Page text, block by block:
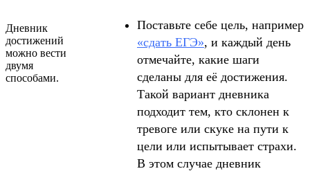
Дневник
достижений
можно вести
двумя
способами.
Поставьте себе цель, например
«сдать ЕГЭ», и каждый день
отмечайте, какие шаги
сделаны для её достижения.
Такой вариант дневника
подходит тем, кто склонен к
тревоге или скуке на пути к
цели или испытывает страхи.
В этом случае дневник